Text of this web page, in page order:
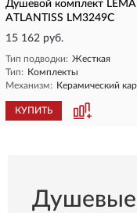
Душевой комплект
ATLANTISS LM3249C
15 162 руб.
Тип подводки: Жесткая
Тип: Комплекты
Механизм: Керамический
КУПИТЬ
Душевые